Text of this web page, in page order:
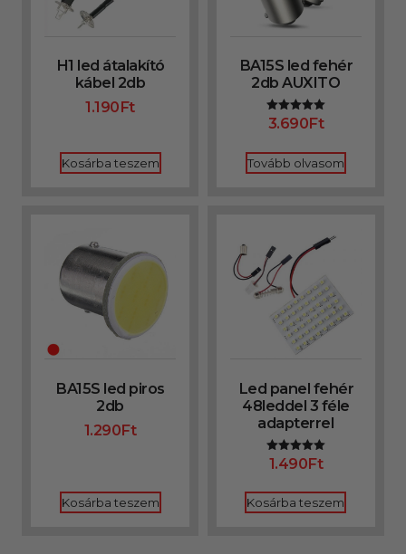
H1 led átalakító
kábel 2db
1.190Ft
Kosárba teszem
BA15S led fehér
2db AUXITO
Értékelés:
5.00
3.690Ft
Tovább olvasom
BA15S led piros
2db
1.290Ft
Kosárba teszem
Led panel fehér
48leddel 3 féle
adapterrel
Értékelés:
5.00
1.490Ft
Kosárba teszem